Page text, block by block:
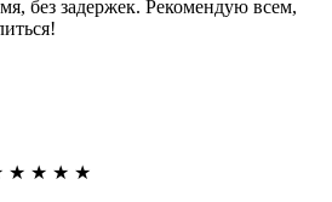
без задержек. Рекомендую всем,
★ ★ ★ ★